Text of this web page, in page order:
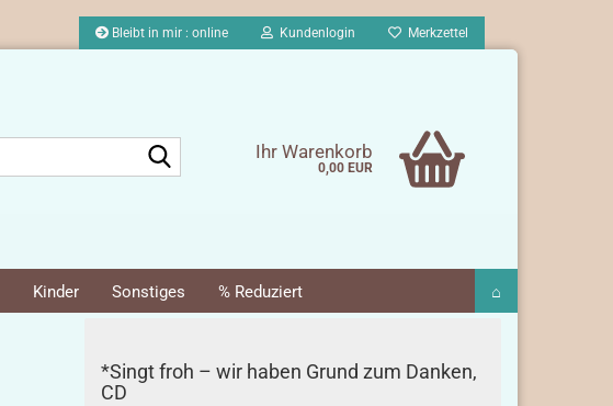
Bleibt in mir : online Kundenlogin Merkzettel
Ihr Warenkorb
0,00 EUR
Kinder Sonstiges % Reduziert ⌂
*Singt froh – wir haben Grund zum Danken,
CD